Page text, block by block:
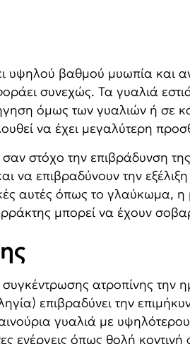
βαθμού μυωπία και
συνεχώς. Τα γυαλιά
όμως των γυαλιών ή σε
να έχει μεγαλύτερη
στόχο την επιβράδυνση
να επιβραδύνουν την
αυτές όπως το γλαύκωμα,
μπορεί να έχουν
συγκέντρωσης ατροπίνης
επιβραδύνει την
γυαλιά με
ενέργεις όπως θολή